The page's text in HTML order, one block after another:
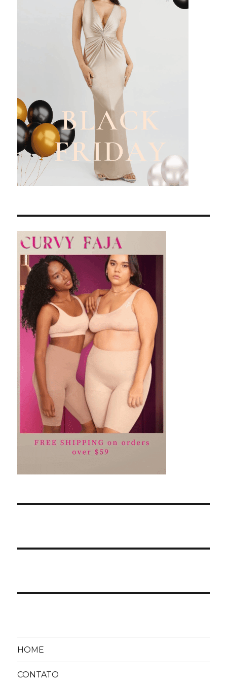
HOME
CONTATO